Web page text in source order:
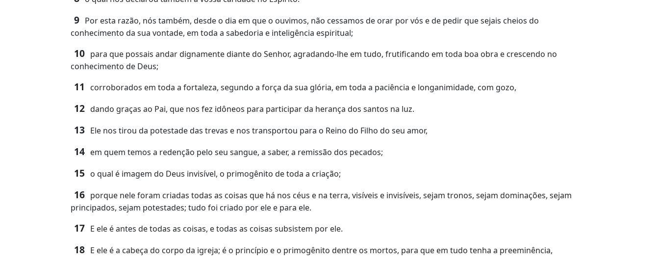
9 Por esta razão, nós também, desde o dia em que o ouvimos, não cessamos de orar por vós e de pedir que sejais cheios do
conhecimento da sua vontade, em toda a sabedoria e inteligência espiritual;
10 para que possais andar dignamente diante do Senhor, agradando-lhe em tudo, frutificando em toda boa obra e crescendo no
conhecimento de Deus;
11 corroborados em toda a fortaleza, segundo a força da sua glória, em toda a paciência e longanimidade, com gozo,
12 dando graças ao Pai, que nos fez idôneos para participar da herança dos santos na luz.
13 Ele nos tirou da potestade das trevas e nos transportou para o Reino do Filho do seu amor,
14 em quem temos a redenção pelo seu sangue, a saber, a remissão dos pecados;
15 o qual é imagem do Deus invisível, o primogênito de toda a criação;
16 porque nele foram criadas todas as coisas que há nos céus e na terra, visíveis e invisíveis, sejam tronos, sejam dominações, sejam
principados, sejam potestades; tudo foi criado por ele e para ele.
17 E ele é antes de todas as coisas, e todas as coisas subsistem por ele.
18 E ele é a cabeça do corpo da igreja; é o princípio e o primogênito dentre os mortos, para que em tudo tenha a preeminência,